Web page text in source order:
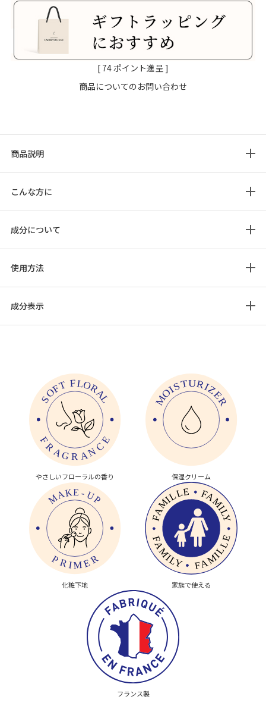
[ 74ポイント進呈 ]
商品についてのお問い合わせ
商品説明
こんな方に
成分について
使用方法
成分表示
やさしいフローラルの香り 保湿クリーム
化粧下地 家族で使える
フランス製